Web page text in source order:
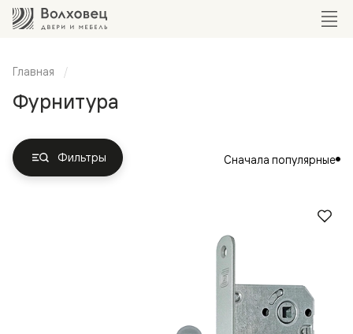
Главная
Фурнитура
Фильтры Сначала популярные